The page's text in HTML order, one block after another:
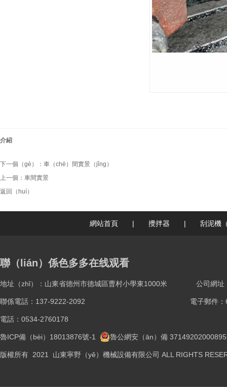
介紹
下一個（gè）： 車（chē）間實景（jǐng）
上一個： 車間實景
返回（huí）
網站首頁 | 攪拌器 | 刮泥機
聯（lián）係色多多在线观看
地址（zhǐ）：山東省德州市德城區曹村小學東1000米 公司網址
聯係電話：137-9222-2092 電子郵件
電話：0534-2760178
魯ICP備（bèi）18013876號-1 魯公網安（ān）備
版權所有 2021 山東寧野（yě）機械設備有限公司 ALL RIGHTS